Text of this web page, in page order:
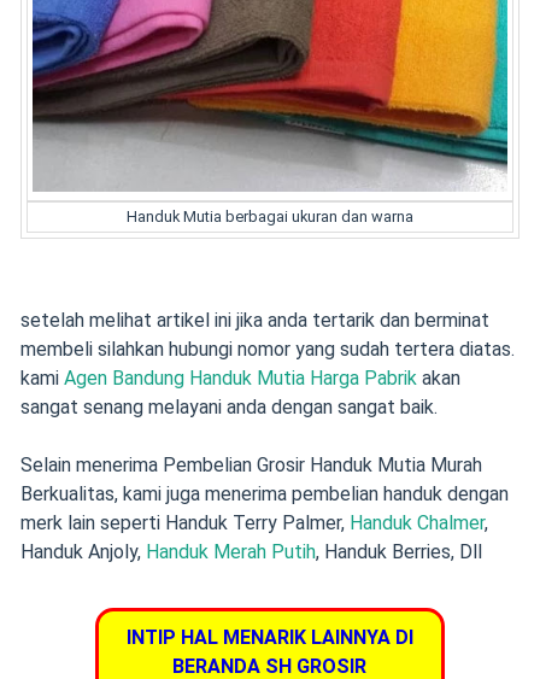
Handuk Mutia berbagai ukuran dan warna
setelah melihat artikel ini jika anda tertarik dan berminat
membeli silahkan hubungi nomor yang sudah tertera diatas.
kami Agen Bandung Handuk Mutia Harga Pabrikakan
sangat senang melayani anda dengan sangat baik.
Selain menerima Pembelian Grosir Handuk Mutia Murah
Berkualitas, kami juga menerima pembelian handuk dengan
merk lain seperti Handuk Terry Palmer, Handuk Chalmer,
Handuk Anjoly, Handuk Merah Putih, Handuk Berries, Dll
INTIP HAL MENARIK LAINNYA DI
BERANDA SH GROSIR